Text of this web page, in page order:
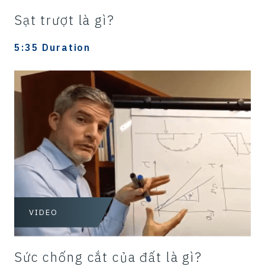
Sạt trượt là gì?
5:35 Duration
VIDEO
Sức chống cắt của đất là gì?